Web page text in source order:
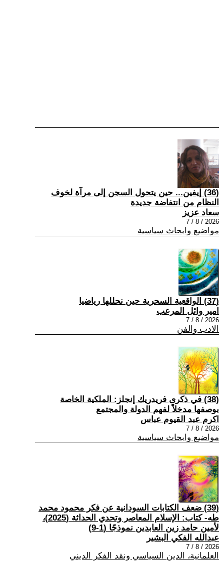
(36) إيفين... حين يتحول السجن إلى مرآة لخوف
النظام من انتفاضة جديدة
سعاد عزيز
2026 / 8 / 7
مواضيع وابحاث سياسية
(37) الواقعية السحرية حين نحللها رياضيا
امير وائل المرعب
2026 / 8 / 7
الادب والفن
(38) في ذكرى فريدريك إنجلز: الملكية الخاصة
بوصفها مدخلاً لفهم الدولة والمجتمع
اكرم عبد القيوم عباس
2026 / 8 / 7
مواضيع وابحاث سياسية
(39) ضعف الكتابات السودانية عن فكر محمود محمد
طه- كتاب: الإسلام المعاصر وتحدي الحداثة (2025)،
لأمين حامد زين العابدين نموذجًا (1-9)
عبدالله الفكي البشير
2026 / 8 / 7
العلمانية، الدين السياسي ونقد الفكر الديني